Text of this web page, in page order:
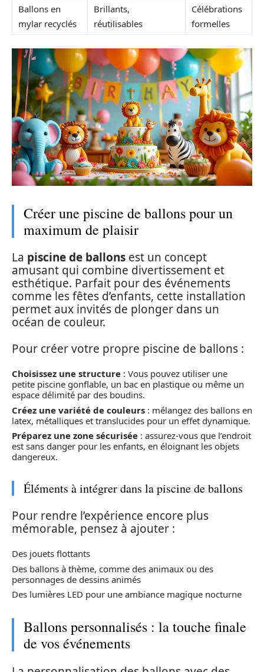
Ballons en
mylar recyclés
Brillants,
réutilisables
Célébrations
formelles
Créer une piscine de ballons pour un
maximum de plaisir
La piscine de ballons est un concept
amusant qui combine divertissement et
esthétique. Parfait pour des événements
comme les fêtes d’enfants, cette installation
permet aux invités de plonger dans un
océan de couleur.
Pour créer votre propre piscine de ballons :
Choisissez une structure : Vous pouvez utiliser une
petite piscine gonflable, un bac en plastique ou même un
espace délimité par des boudins.
Créez une variété de couleurs : mélangez des ballons en
latex, métalliques et translucides pour un effet dynamique.
Préparez une zone sécurisée : assurez-vous que l’endroit
est sans danger pour les enfants, en éloignant les objets
dangereux.
Éléments à intégrer dans la piscine de ballons
Pour rendre l’expérience encore plus
mémorable, pensez à ajouter :
Des jouets flottants
Des ballons à thème, comme des animaux ou des
personnages de dessins animés
Des lumières LED pour une ambiance magique nocturne
Ballons personnalisés : la touche finale
de vos événements